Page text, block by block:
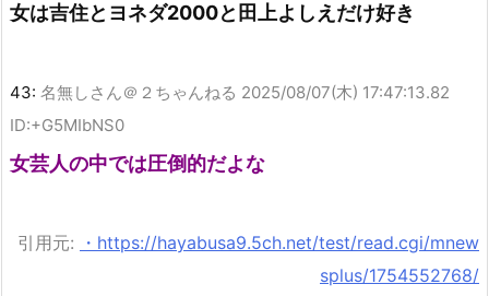
女は吉住とヨネダ2000と田上よしえだけ好き
43: 名無しさん＠２ちゃんねる 2025/08/07(木) 17:47:13.82
ID:+G5MIbNS0
女芸人の中では圧倒的だよな
引用元:
・https://hayabusa9.5ch.net/test/read.cgi/mnew
splus/1754552768/